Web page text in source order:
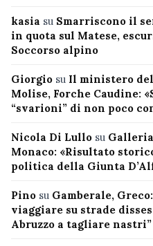
kasia su Smarriscono il
in quota sul Matese,
Soccorso alpino
Giorgio su Il ministero
Molise, Forche Caudine:
“svarioni” di non poco
Nicola Di Lullo su
Monaco: «Risultato
politica della Giunta
Pino su Gamberale,
viaggiare su strade
Abruzzo a tagliare nastri”